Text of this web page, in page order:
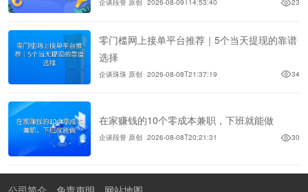
企谈段誉 原创 2026-08-09T14:53:40 23
零门槛网上接单平台推荐｜5个当天提现的靠谱
选择
企谈珠珠 原创 2026-08-08T21:37:19 34
在家赚钱的10个零成本兼职，下班就能做
企谈段誉 原创 2026-08-08T20:21:31 30